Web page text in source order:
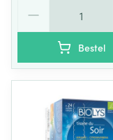
Bestel